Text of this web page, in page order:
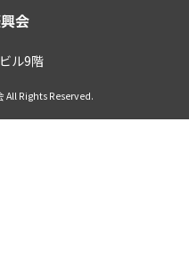
ル9階
All Rights Reserved.